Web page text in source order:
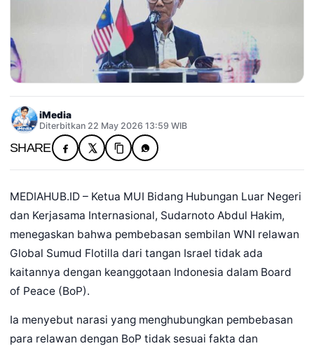
iMedia
Diterbitkan 22 May 2026 13:59 WIB
SHARE
MEDIAHUB.ID – Ketua MUI Bidang Hubungan Luar Negeri
dan Kerjasama Internasional, Sudarnoto Abdul Hakim,
menegaskan bahwa pembebasan sembilan WNI relawan
Global Sumud Flotilla dari tangan Israel tidak ada
kaitannya dengan keanggotaan Indonesia dalam Board
of Peace (BoP).
Ia menyebut narasi yang menghubungkan pembebasan
para relawan dengan BoP tidak sesuai fakta dan